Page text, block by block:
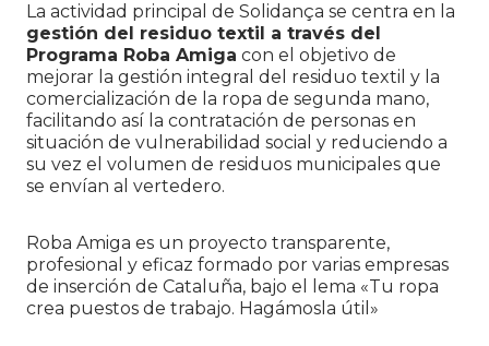
La actividad principal de Solidança se centra en la
gestión del residuo textil a través del
Programa Roba Amiga con el objetivo de
mejorar la gestión integral del residuo textil y la
comercialización de la ropa de segunda mano,
facilitando así la contratación de personas en
situación de vulnerabilidad social y reduciendo a
su vez el volumen de residuos municipales que
se envían al vertedero.
Roba Amiga es un proyecto transparente,
profesional y eficaz formado por varias empresas
de inserción de Cataluña, bajo el lema «Tu ropa
crea puestos de trabajo. Hagámosla útil»